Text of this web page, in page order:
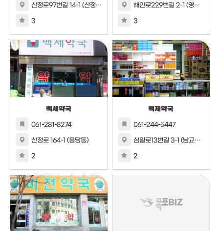
산정로97번길 14-1 (산정동)
3
해안로229번길 2-1 (영해동1가)
3
백세약국
061-281-8274
산정로 164-1 (용당동)
2
백제약국
061-244-5447
삼일로13번길 3-1 (남교동) 11 (남교동)
2